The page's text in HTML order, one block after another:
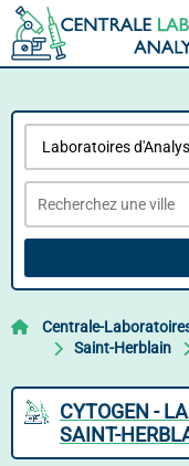
Centrale-
Saint-Herblain
CYTOGEN -
SAINT-